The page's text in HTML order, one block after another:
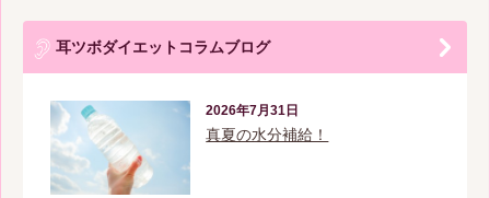
耳ツボダイエットコラムブログ
2026年7月31日
真夏の水分補給！